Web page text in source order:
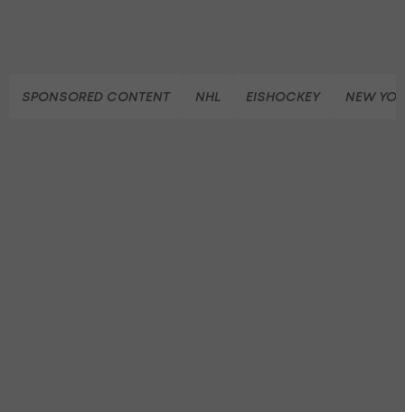
SPONSORED CONTENT NHL EISHOCKEY NEW